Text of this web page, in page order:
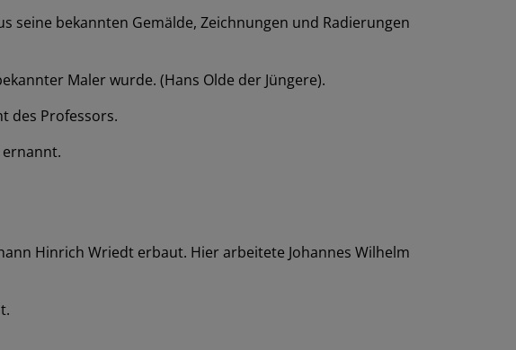
seine bekannten Gemälde, Zeichnungen und Radierungen
Maler wurde. (Hans Olde der Jüngere).
des Professors.
ernannt.
Hinrich Wriedt erbaut. Hier arbeitete Johannes Wilhelm